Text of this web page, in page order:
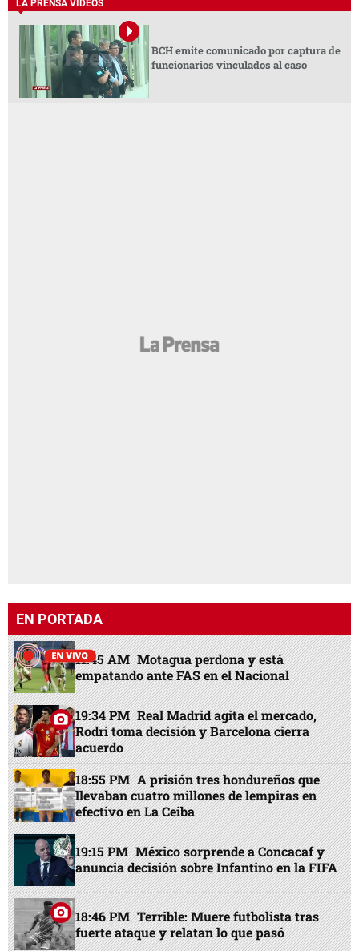
LA PRENSA VIDEOS
BCH emite comunicado por captura de
funcionarios vinculados al caso
EN PORTADA
11:45 AM Motagua perdona y está
empatando ante FAS en el Nacional
19:34 PM Real Madrid agita el mercado,
Rodri toma decisión y Barcelona cierra
acuerdo
18:55 PM A prisión tres hondureños que
llevaban cuatro millones de lempiras en
efectivo en La Ceiba
19:15 PM México sorprende a Concacaf y
anuncia decisión sobre Infantino en la FIFA
18:46 PM Terrible: Muere futbolista tras
fuerte ataque y relatan lo que pasó